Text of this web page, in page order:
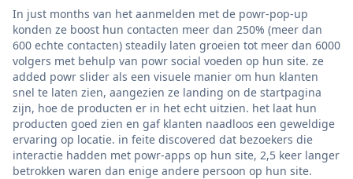
In just months van het aanmelden met de powr-pop-up
konden ze boost hun contacten meer dan 250% (meer dan
600 echte contacten) steadily laten groeien tot meer dan 6000
volgers met behulp van powr social voeden op hun site. ze
added powr slider als een visuele manier om hun klanten
snel te laten zien, aangezien ze landing on de startpagina
zijn, hoe de producten er in het echt uitzien. het laat hun
producten goed zien en gaf klanten naadloos een geweldige
ervaring op locatie. in feite discovered dat bezoekers die
interactie hadden met powr-apps op hun site, 2,5 keer langer
betrokken waren dan enige andere persoon op hun site.